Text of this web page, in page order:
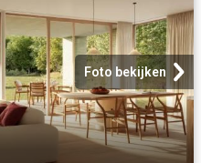
Foto bekijken